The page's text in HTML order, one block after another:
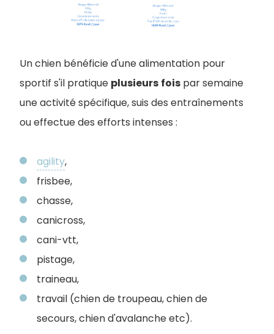
Un chien bénéficie d'une alimentation pour
sportif s'il pratique plusieurs fois par semaine
une activité spécifique, suis des entraînements
ou effectue des efforts intenses :
agility,
frisbee,
chasse,
canicross,
cani-vtt,
pistage,
traineau,
travail (chien de troupeau, chien de
secours, chien d'avalanche etc).